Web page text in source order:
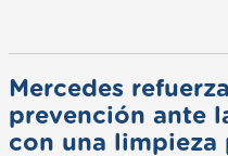
Mercedes
prevención ante
con una limpieza